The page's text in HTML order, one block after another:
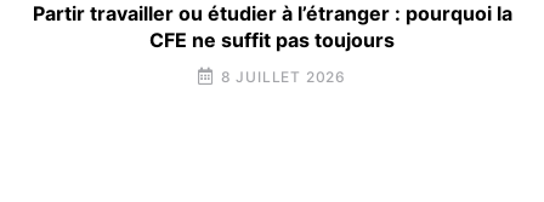
Partir travailler ou étudier à l’étranger : pourquoi la
CFE ne suffit pas toujours
8 JUILLET 2026